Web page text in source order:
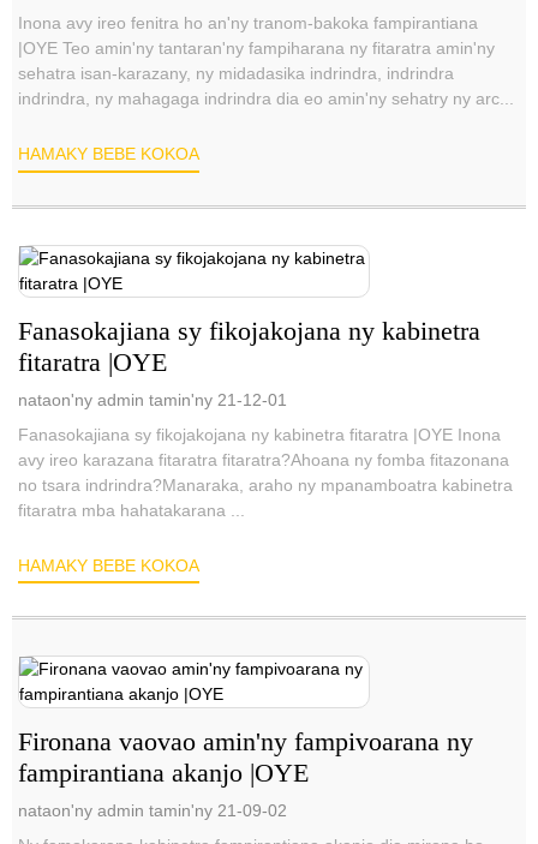
Inona avy ireo fenitra ho an'ny tranom-bakoka fampirantiana
|OYE Teo amin'ny tantaran'ny fampiharana ny fitaratra amin'ny
sehatra isan-karazany, ny midadasika indrindra, indrindra
indrindra, ny mahagaga indrindra dia eo amin'ny sehatry ny arc...
HAMAKY BEBE KOKOA
Fanasokajiana sy fikojakojana ny kabinetra
fitaratra |OYE
nataon'ny admin tamin'ny 21-12-01
Fanasokajiana sy fikojakojana ny kabinetra fitaratra |OYE Inona
avy ireo karazana fitaratra fitaratra?Ahoana ny fomba fitazonana
no tsara indrindra?Manaraka, araho ny mpanamboatra kabinetra
fitaratra mba hahatakarana ...
HAMAKY BEBE KOKOA
Fironana vaovao amin'ny fampivoarana ny
fampirantiana akanjo |OYE
nataon'ny admin tamin'ny 21-09-02